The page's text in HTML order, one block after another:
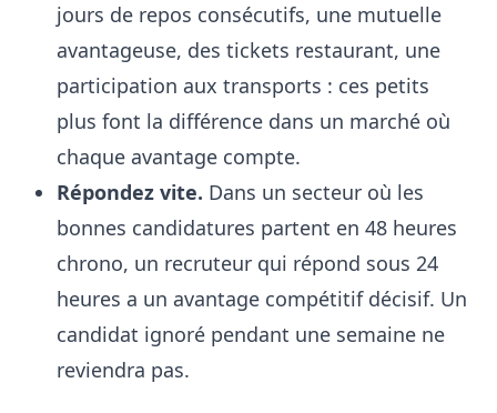
jours de repos consécutifs, une mutuelle
avantageuse, des tickets restaurant, une
participation aux transports : ces petits
plus font la différence dans un marché où
chaque avantage compte.
Répondez vite. Dans un secteur où les
bonnes candidatures partent en 48 heures
chrono, un recruteur qui répond sous 24
heures a un avantage compétitif décisif. Un
candidat ignoré pendant une semaine ne
reviendra pas.